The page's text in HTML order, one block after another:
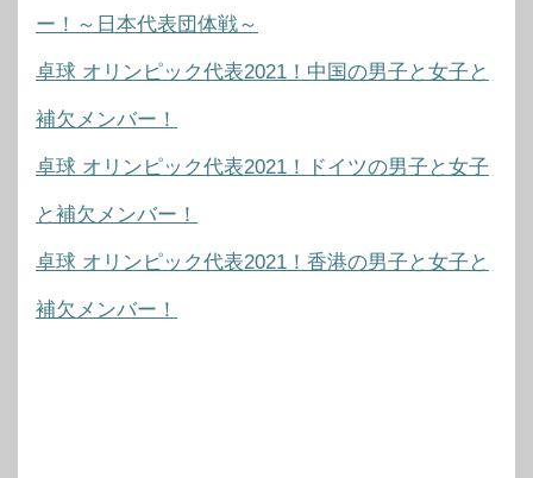
ー！～日本代表団体戦～
卓球 オリンピック代表2021！中国の男子と女子と
補欠メンバー！
卓球 オリンピック代表2021！ドイツの男子と女子
と補欠メンバー！
卓球 オリンピック代表2021！香港の男子と女子と
補欠メンバー！